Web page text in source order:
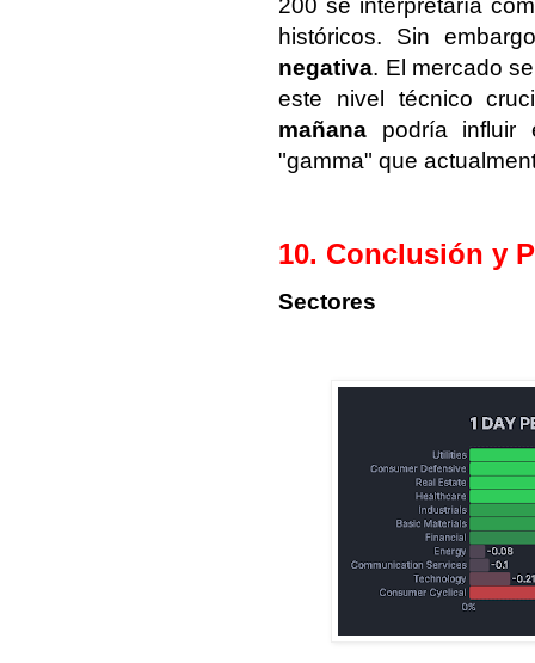
200 se interpretaría
históricos. Sin
negativa. El mercado
este nivel técnico
mañana podría influir
"gamma" que
10. Conclusión y
Sectores